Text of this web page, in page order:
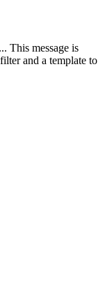
This message is
and a template to